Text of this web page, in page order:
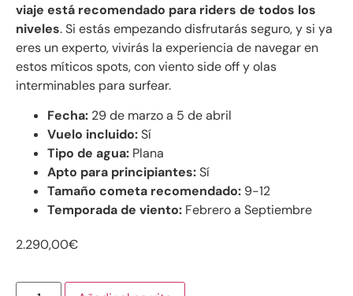
viaje está recomendado para riders de todos los
niveles. Si estás empezando disfrutarás seguro, y si ya
eres un experto, vivirás la experiencia de navegar en
estos míticos spots, con viento side off y olas
interminables para surfear.
Fecha: 29 de marzo a 5 de abril
Vuelo incluido:Sí
Tipo de agua: Plana
Apto para principiantes:Sí
Tamaño cometa recomendado: 9-12
Temporada de viento: Febrero a Septiembre
2.290,00€